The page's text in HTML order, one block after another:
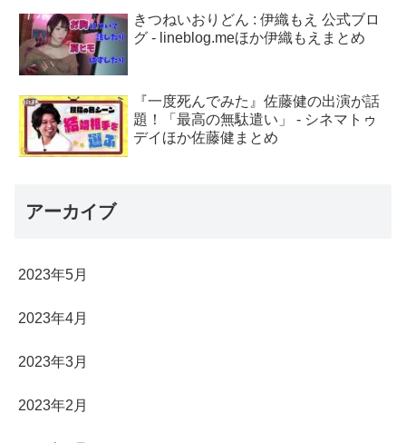
きつねいおりどん : 伊織もえ 公式ブロ
グ - lineblog.meほか伊織もえまとめ
『一度死んでみた』佐藤健の出演が話
題！「最高の無駄遣い」 - シネマトゥ
デイほか佐藤健まとめ
アーカイブ
2023年5月
2023年4月
2023年3月
2023年2月